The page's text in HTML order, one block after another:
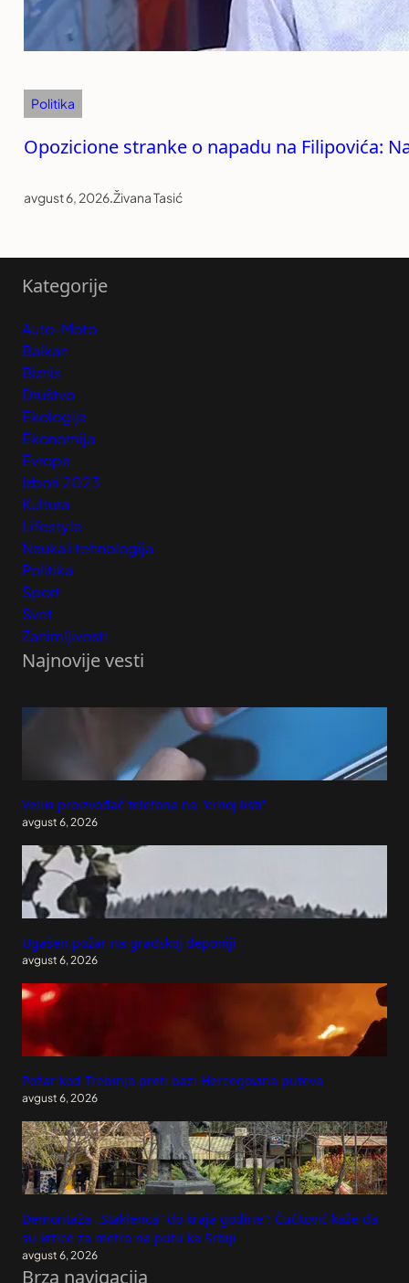
Politika
Opozicione stranke o napadu na Filipovića:
avgust 6, 2026.Živana Tasić
Kategorije
Auto-Moto
Balkan
Biznis
Društvo
Ekologija
Ekonomija
Evropa
Izbori 2023
Kultura
Lifestyle
Nauka i tehnologija
Politika
Sport
Svet
Zanimljivosti
Najnovije vesti
Veliki proizvođač telefona na "crnoj listi"
avgust 6, 2026
Ugašen požar na gradskoj deponiji
avgust 6, 2026
Požar kod Trebinja preti bazi Hercegovina puteva
avgust 6, 2026
Demontaža „Staklenca“ do kraja godine“: Čučković kaže da
su krtice za metro na putu ka Srbiji
avgust 6, 2026
Brza navigacija